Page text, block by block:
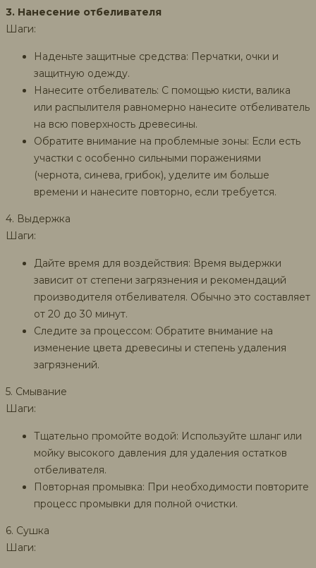
3. Нанесение отбеливателя
Шаги:
Наденьте защитные средства: Перчатки, очки и
защитную одежду.
Нанесите отбеливатель: С помощью кисти, валика
или распылителя равномерно нанесите отбеливатель
на всю поверхность древесины.
Обратите внимание на проблемные зоны: Если есть
участки с особенно сильными поражениями
(чернота, синева, грибок), уделите им больше
времени и нанесите повторно, если требуется.
4. Выдержка
Шаги:
Дайте время для воздействия: Время выдержки
зависит от степени загрязнения и рекомендаций
производителя отбеливателя. Обычно это составляет
от 20 до 30 минут.
Следите за процессом: Обратите внимание на
изменение цвета древесины и степень удаления
загрязнений.
5. Смывание
Шаги:
Тщательно промойте водой: Используйте шланг или
мойку высокого давления для удаления остатков
отбеливателя.
Повторная промывка: При необходимости повторите
процесс промывки для полной очистки.
6. Сушка
Шаги: